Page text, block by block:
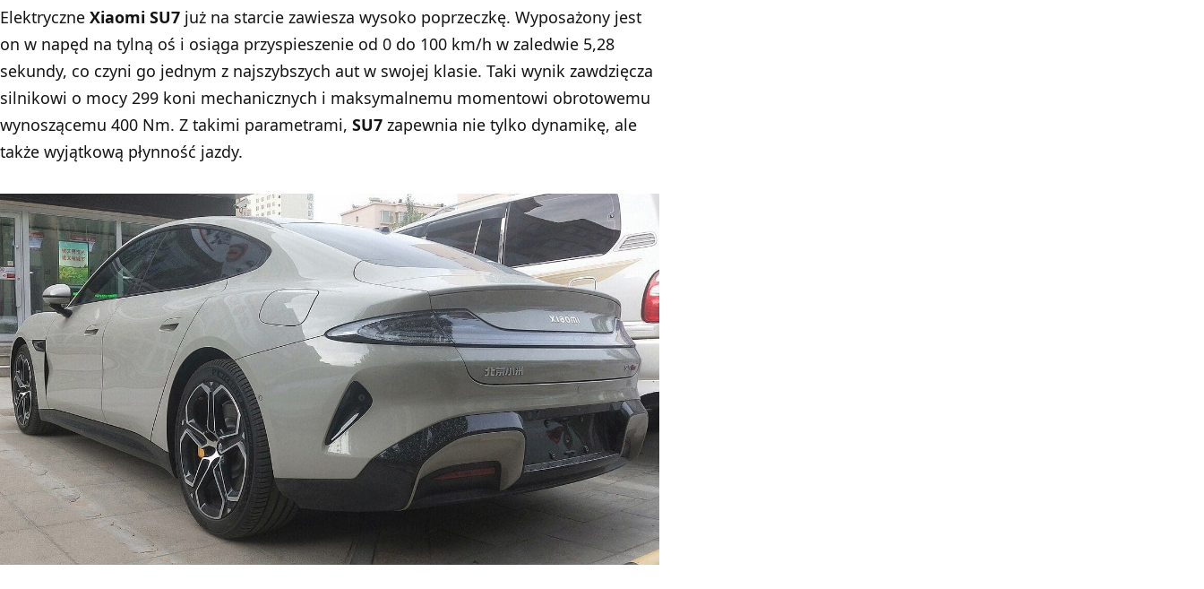
Elektryczne Xiaomi SU7 już na starcie zawiesza wysoko poprzeczkę. Wyposażony jest
on w napęd na tylną oś i osiąga przyspieszenie od 0 do 100 km/h w zaledwie 5,28
sekundy, co czyni go jednym z najszybszych aut w swojej klasie. Taki wynik zawdzięcza
silnikowi o mocy 299 koni mechanicznych i maksymalnemu momentowi obrotowemu
wynoszącemu 400 Nm. Z takimi parametrami, SU7 zapewnia nie tylko dynamikę, ale
także wyjątkową płynność jazdy.